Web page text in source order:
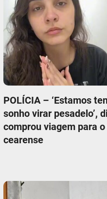
POLÍCIA – ‘Estamos
sonho virar pesadelo’,
comprou viagem para
cearense